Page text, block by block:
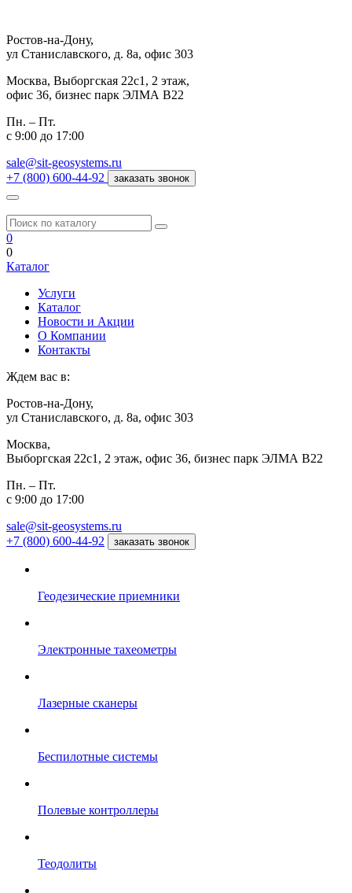
Ростов-на-Дону,
ул Станиславского, д. 8а, офис 303
Москва, Выборгская 22с1, 2 этаж,
офис 36, бизнес парк ЭЛМА В22
Пн. – Пт.
с 9:00 до 17:00
sale@sit-geosystems.ru
+7 (800) 600-44-92
заказать звонок
0
0
Каталог
Услуги
Каталог
Новости и Акции
О Компании
Контакты
Ждем вас в:
Ростов-на-Дону,
ул Станиславского, д. 8а, офис 303
Москва,
Выборгская 22с1, 2 этаж, офис 36, бизнес парк ЭЛМА В22
Пн. – Пт.
с 9:00 до 17:00
sale@sit-geosystems.ru
+7 (800) 600-44-92
заказать звонок
Геодезические приемники
Электронные тахеометры
Лазерные сканеры
Беспилотные системы
Полевые контроллеры
Теодолиты